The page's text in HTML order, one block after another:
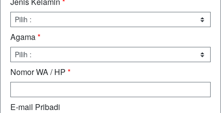
Agama*
Nomor WA / HP *
E-mail Pribadi